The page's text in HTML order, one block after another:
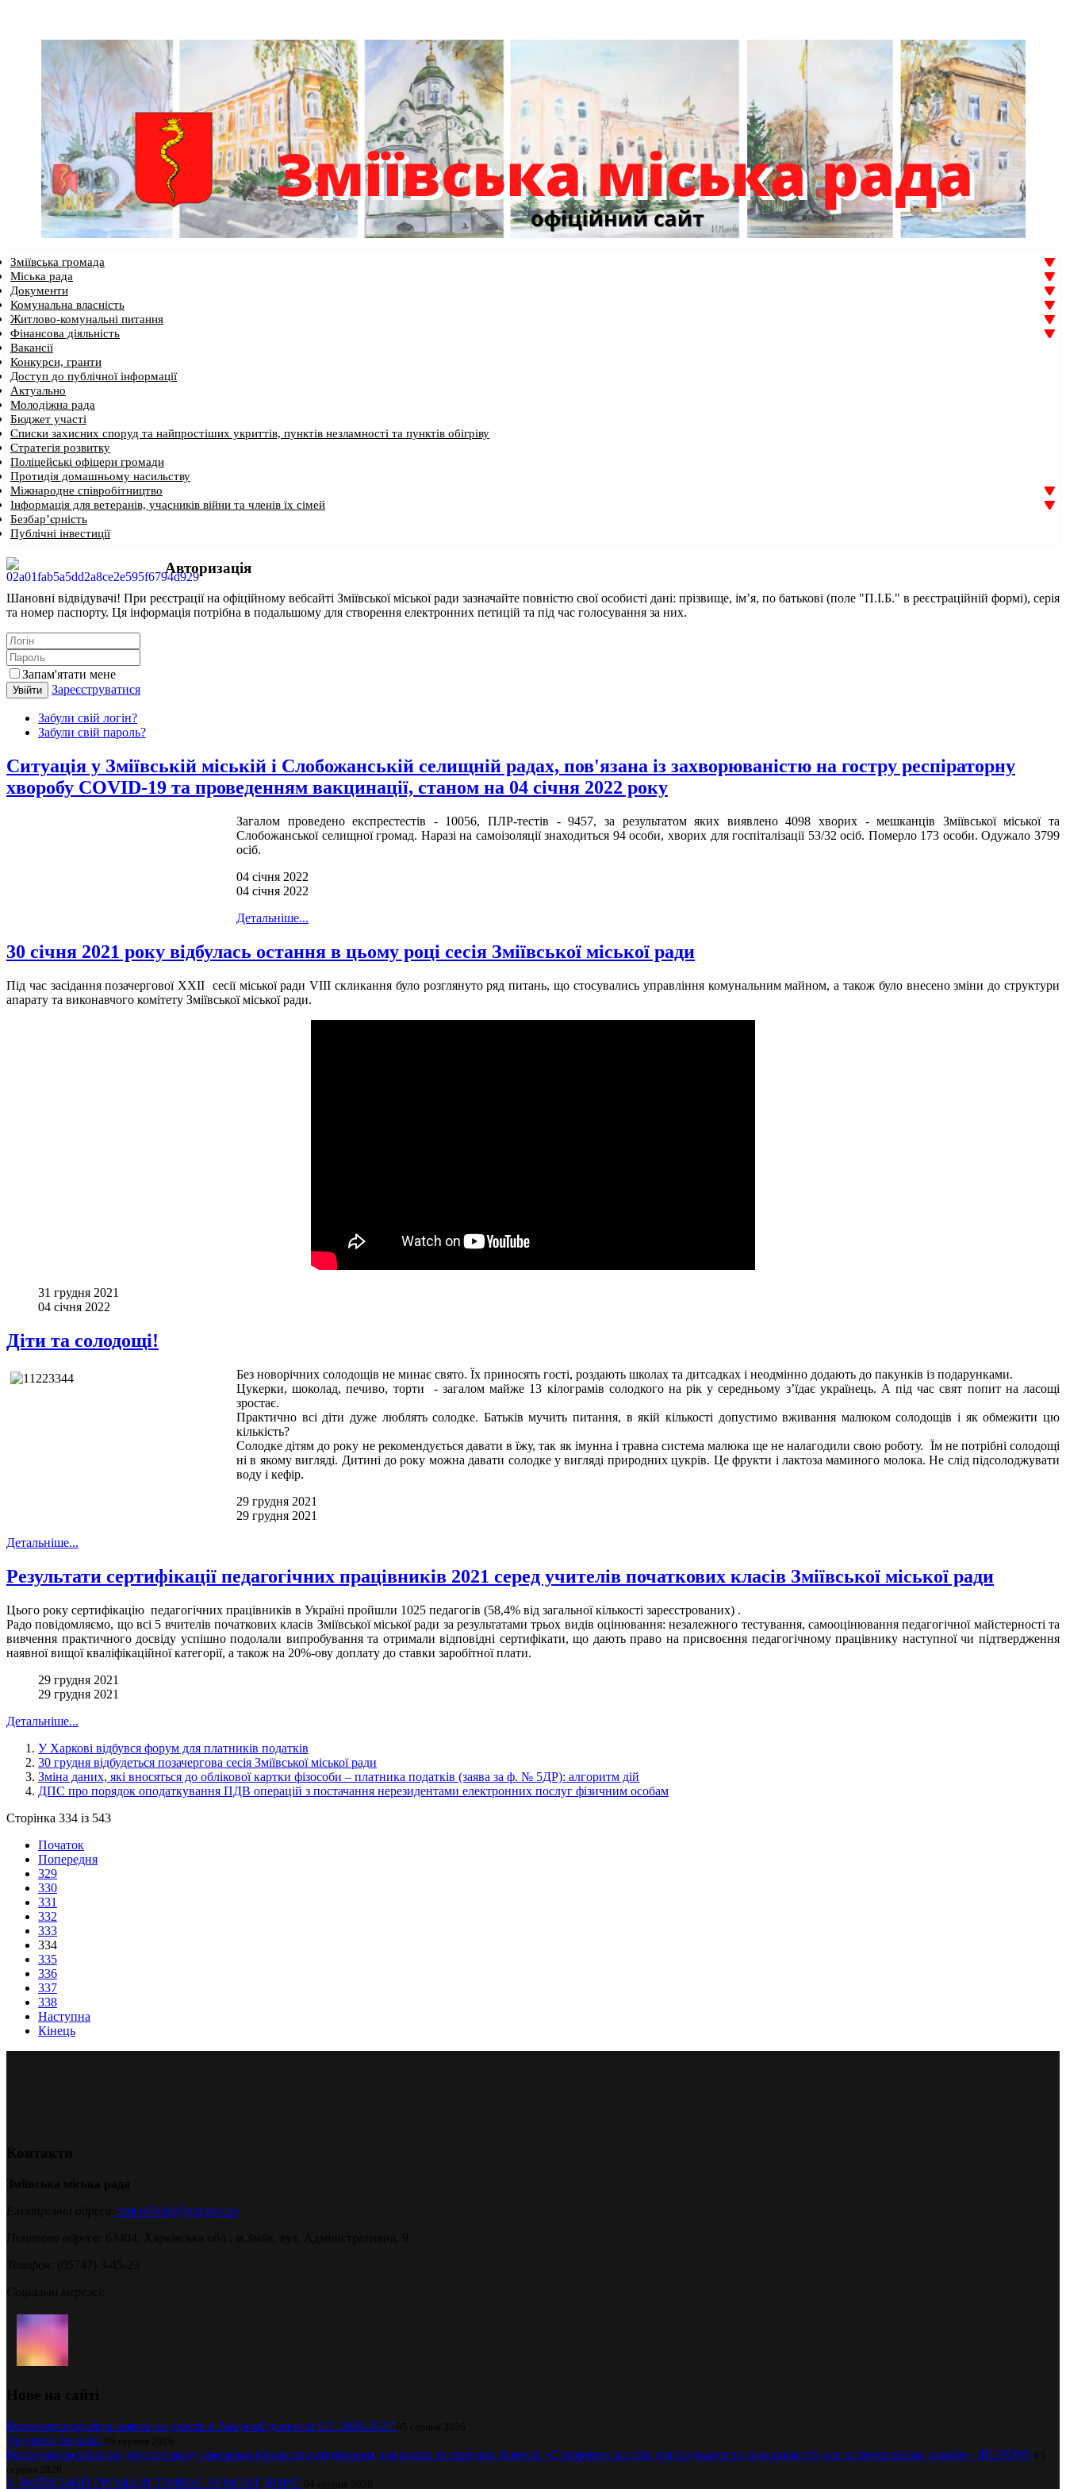
Зміївська громада
Міська рада
Документи
Комунальна власність
Житлово-комунальні питання
Фінансова діяльність
Вакансії
Конкурси, гранти
Доступ до публічної інформації
Актуально
Молодіжна рада
Бюджет участі
Списки захисних споруд та найпростіших укриттів, пунктів незламності та пунктів обігріву
Стратегія розвитку
Поліцейські офіцери громади
Протидія домашньому насильству
Міжнародне співробітництво
Інформація для ветеранів, учасників війни та членів їх сімей
Безбар’єрність
Публічні інвестиції
Авторизація
Шановні відвідувачі! При реєстрації на офіційному вебсайті Зміївської міської ради зазначайте повністю свої особисті дані: прізвище, ім’я, по батькові (поле "П.І.Б." в реєстраційній формі), серія
та номер паспорту. Ця інформація потрібна в подальшому для створення електронних петицій та під час голосування за них.
Запам'ятати мене
Увійти Зареєструватися
Забули свій логін?
Забули свій пароль?
Ситуація у Зміївській міській і Слобожанській селищній радах, пов'язана із захворюваністю на гостру респіраторну
хворобу COVID-19 та проведенням вакцинації, станом на 04 січня 2022 року
Загалом проведено експрестестів - 10056, ПЛР-тестів - 9457, за результатом яких виявлено 4098 хворих - мешканців Зміївської міської та
Слобожанської селищної громад. Наразі на самоізоляції знаходиться 94 особи, хворих для госпіталізації 53/32 осіб. Померло 173 особи. Одужало 3799
осіб.
04 січня 2022
04 січня 2022
Детальніше...
30 січня 2021 року відбулась остання в цьому році сесія Зміївської міської ради
Під час засідання позачергової ХХІІ сесії міської ради VІІІ скликання було розглянуто ряд питань, що стосувались управління комунальним майном, а також було внесено зміни до структури
апарату та виконавчого комітету Зміївської міської ради.
31 грудня 2021
04 січня 2022
Діти та солодощі!
Без новорічних солодощів не минає свято. Їх приносять гості, роздають школах та дитсадках і неодмінно додають до пакунків із подарунками.
Цукерки, шоколад, печиво, торти - загалом майже 13 кілограмів солодкого на рік у середньому з’їдає українець. А під час свят попит на ласощі
зростає.
Практично всі діти дуже люблять солодке. Батьків мучить питання, в якій кількості допустимо вживання малюком солодощів і як обмежити цю
кількість?
Солодке дітям до року не рекомендується давати в їжу, так як імунна і травна система малюка ще не налагодили свою роботу. Їм не потрібні солодощі
ні в якому вигляді. Дитині до року можна давати солодке у вигляді природних цукрів. Це фрукти і лактоза маминого молока. Не слід підсолоджувати
воду і кефір.
29 грудня 2021
29 грудня 2021
Детальніше...
Результати сертифікації педагогічних працівників 2021 серед учителів початкових класів Зміївської міської ради
Цього року сертифікацію педагогічних працівників в Україні пройшли 1025 педагогів (58,4% від загальної кількості зареєстрованих) .
Радо повідомляємо, що всі 5 вчителів початкових класів Зміївської міської ради за результатами трьох видів оцінювання: незалежного тестування, самооцінювання педагогічної майстерності та
вивчення практичного досвіду успішно подолали випробування та отримали відповідні сертифікати, що дають право на присвоєння педагогічному працівнику наступної чи підтвердження
наявної вищої кваліфікаційної категорії, а також на 20%-ову доплату до ставки заробітної плати.
29 грудня 2021
29 грудня 2021
Детальніше...
У Харкові відбувся форум для платників податків
30 грудня відбудеться позачергова сесія Зміївської міської ради
Зміна даних, які вносяться до облікової картки фізособи – платника податків (заява за ф. № 5ДР): алгоритм дій
ДПС про порядок оподаткування ПДВ операцій з постачання нерезидентами електронних послуг фізичним особам
Сторінка 334 із 543
Початок
Попередня
329
330
331
332
333
334
335
336
337
338
Наступна
Кінець
zmr.official@zm.gov.ua
Розпочався прийом заявок на участь в Академії довкілля ЄС 2026-2027
До уваги батьків!
Розпочато реалізацію другого року програми фінансової підтримки для малих та середніх бізнесів «Створення засобів для існування та можливостей для оптимізованих ринків» (BLOOM)
У ЗМІЇВСЬКІЙ ГРОМАДІ ТРИВАЄ РЕМОНТ ДОРІГ